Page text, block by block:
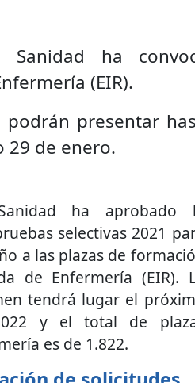
ha
(EIR).
podrán presentar
29 de enero.
ha aprobado
selectivas 2021
a las plazas de
de Enfermería (EIR).
tendrá lugar el
y el total de
es de 1.822.